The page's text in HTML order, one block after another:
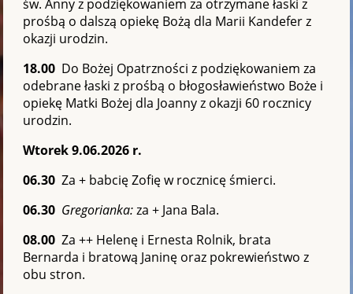
św. Anny z podziękowaniem za otrzymane łaski z
prośbą o dalszą opiekę Bożą dla Marii Kandefer z
okazji urodzin.
18.00 Do Bożej Opatrzności z podziękowaniem za
odebrane łaski z prośbą o błogosławieństwo Boże i
opiekę Matki Bożej dla Joanny z okazji 60 rocznicy
urodzin.
Wtorek 9.06.2026 r.
06.30 Za + babcię Zofię w rocznicę śmierci.
06.30 Gregorianka:za + Jana Bala.
08.00 Za ++ Helenę i Ernesta Rolnik, brata
Bernarda i bratową Janinę oraz pokrewieństwo z
obu stron.